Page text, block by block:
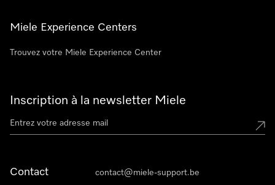
Miele Experience Centers
Trouvez votre Miele Experience Center
Inscription à la newsletter Miele
Contact contact@miele-support.be